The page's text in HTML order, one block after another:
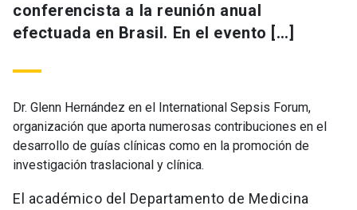
conferencista a la reunión anual
efectuada en Brasil. En el evento […]
Dr. Glenn Hernández en el International Sepsis Forum,
organización que aporta numerosas contribuciones en el
desarrollo de guías clínicas como en la promoción de
investigación traslacional y clínica.
El académico del Departamento de Medicina